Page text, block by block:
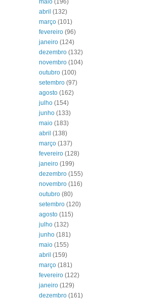
maio (196)
abril (132)
março (101)
fevereiro (96)
janeiro (124)
dezembro (132)
novembro (104)
outubro (100)
setembro (97)
agosto (162)
julho (154)
junho (133)
maio (183)
abril (138)
março (137)
fevereiro (128)
janeiro (199)
dezembro (155)
novembro (116)
outubro (80)
setembro (120)
agosto (115)
julho (132)
junho (181)
maio (155)
abril (159)
março (181)
fevereiro (122)
janeiro (129)
dezembro (161)